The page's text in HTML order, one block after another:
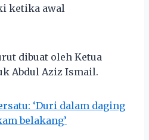
ketika awal
dibuat oleh Ketua
Abdul Aziz Ismail.
‘Duri dalam daging
belakang’